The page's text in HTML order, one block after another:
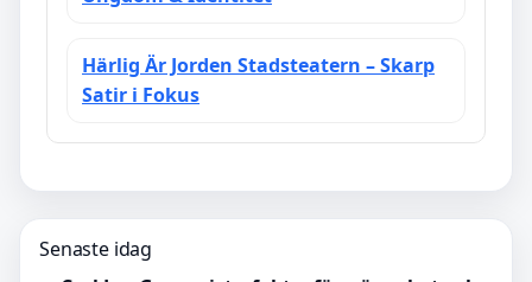
Härlig Är Jorden Stadsteatern – Skarp
Satir i Fokus
Senaste idag